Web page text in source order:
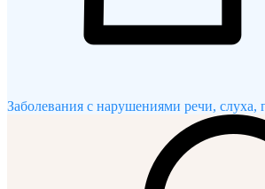
Заболевания с нарушениями речи, слуха,